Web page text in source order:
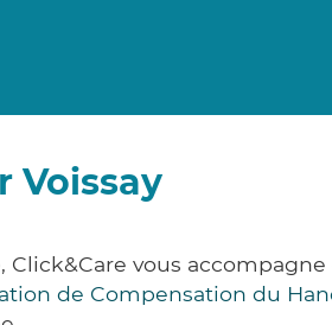
Voissay
vous
de Compensation du